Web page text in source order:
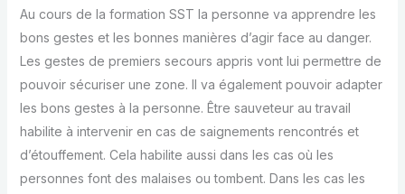
Au cours de la formation SST la personne va apprendre les
bons gestes et les bonnes manières d’agir face au danger.
Les gestes de premiers secours appris vont lui permettre de
pouvoir sécuriser une zone. Il va également pouvoir adapter
les bons gestes à la personne. Être sauveteur au travail
habilite à intervenir en cas de saignements rencontrés et
d’étouffement. Cela habilite aussi dans les cas où les
personnes font des malaises ou tombent. Dans les cas les